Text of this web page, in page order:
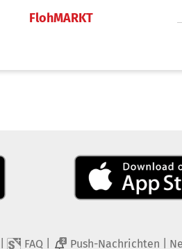
FlohMARKT
FAQ 2 Push-Nachrichten